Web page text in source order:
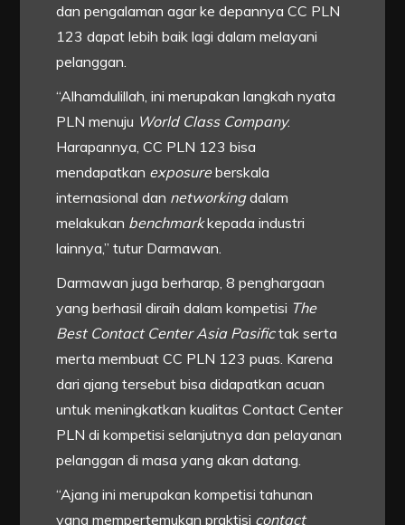
dan pengalaman agar ke depannya CC PLN
123 dapat lebih baik lagi dalam melayani
pelanggan.
“Alhamdulillah, ini merupakan langkah nyata
PLN menuju World Class Company.
Harapannya, CC PLN 123 bisa
mendapatkan exposureberskala
internasional dan networkingdalam
melakukan benchmarkkepada industri
lainnya,” tutur Darmawan.
Darmawan juga berharap, 8 penghargaan
yang berhasil diraih dalam kompetisi The
Best Contact Center Asia Pasifictak serta
merta membuat CC PLN 123 puas. Karena
dari ajang tersebut bisa didapatkan acuan
untuk meningkatkan kualitas Contact Center
PLN di kompetisi selanjutnya dan pelayanan
pelanggan di masa yang akan datang.
“Ajang ini merupakan kompetisi tahunan
yang mempertemukan praktisi contact